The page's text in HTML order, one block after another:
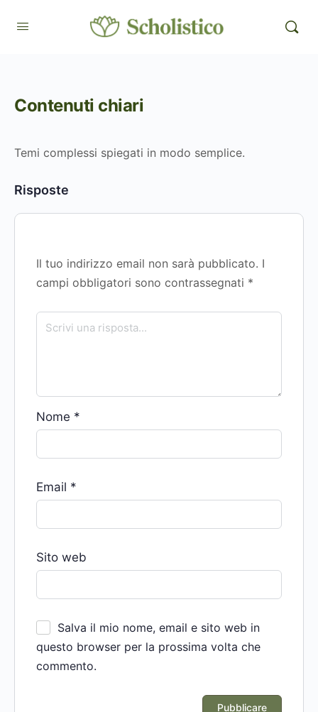
Contenuti chiari
Temi complessi spiegati in modo semplice.
Risposte
Il tuo indirizzo email non sarà pubblicato. I
campi obbligatori sono contrassegnati *
Nome *
Email *
Sito web
Salva il mio nome, email e sito web in
questo browser per la prossima volta che
commento.